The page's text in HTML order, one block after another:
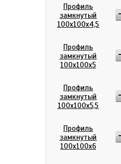
Профиль
замкнутый
100х100х4,5
Профиль
замкнутый
100х100х5
Профиль
замкнутый
100х100х5,5
Профиль
замкнутый
100х100х6